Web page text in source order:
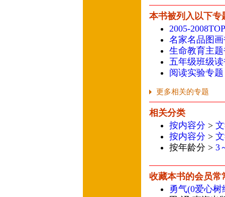
本书被列入以下专
2005-
名家名品图
生命教育主
五年级班级
阅读实验专题
更多相关的专题
相关分类
按内容分 >
按内容分 >
按年龄分 > 3
收藏本书的会员常
勇气(0爱心树